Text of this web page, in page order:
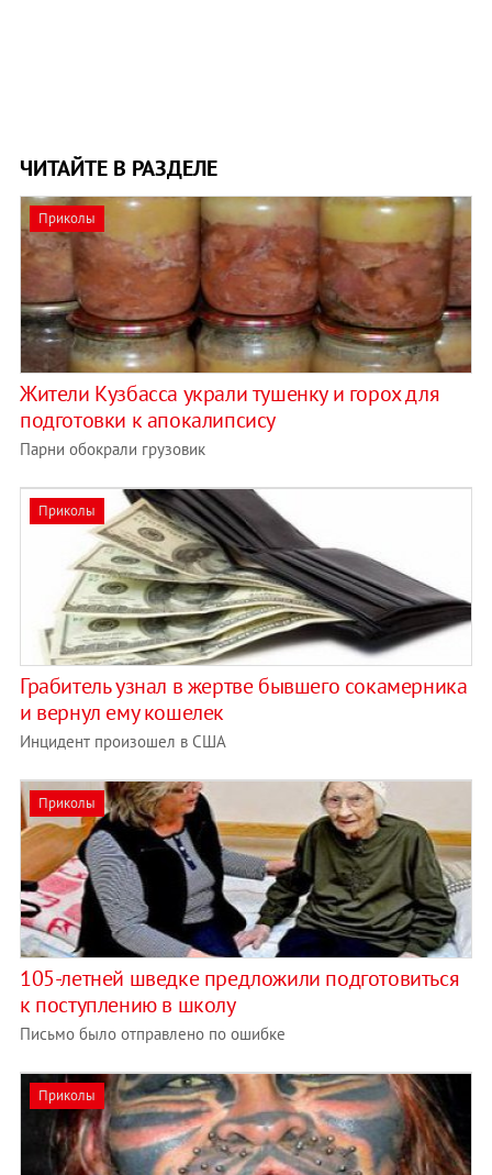
ЧИТАЙТЕ В РАЗДЕЛЕ
Приколы
Жители Кузбасса украли тушенку и горох для
подготовки к апокалипсису
Парни обокрали грузовик
Приколы
Грабитель узнал в жертве бывшего сокамерника
и вернул ему кошелек
Инцидент произошел в США
Приколы
105-летней шведке предложили подготовиться
к поступлению в школу
Письмо было отправлено по ошибке
Приколы